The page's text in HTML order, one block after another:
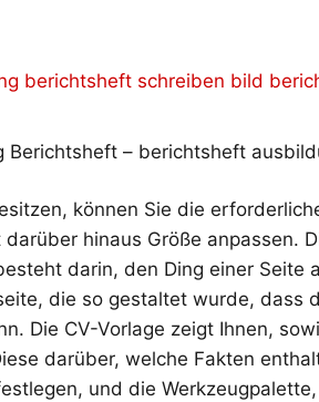
Berichtsheft – berichtsheft
können Sie die
hinaus Größe anpassen.
darin, den Ding einer Seite
die so gestaltet wurde, dass
Die CV-Vorlage zeigt Ihnen,
darüber, welche Fakten
und die